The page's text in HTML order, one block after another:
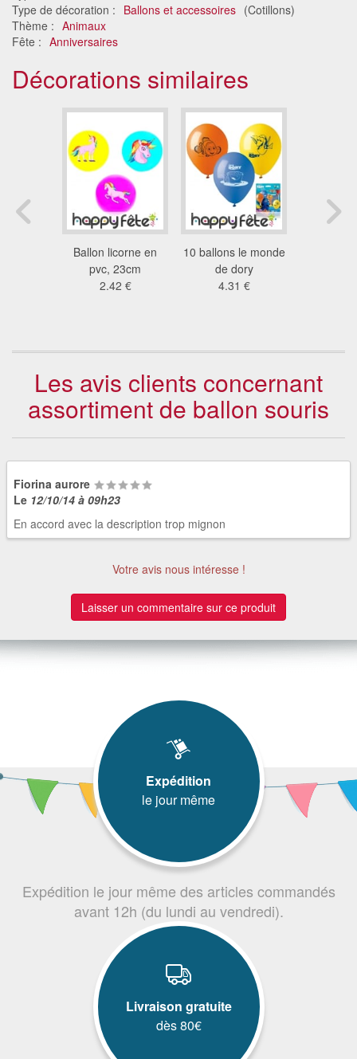
Type de décoration : Ballons et accessoires (Cotillons)
Thème : Animaux
Fête : Anniversaires
Décorations similaires
Ballon licorne en
pvc, 23cm
2.42 €
10 ballons le monde
de dory
4.31 €
Les avis clients concernant
assortiment de ballon souris
Fiorina aurore
Le 12/10/14 à 09h23
En accord avec la description trop mignon
Votre avis nous intéresse !
Laisser un commentaire sur ce produit
Expédition
le jour même
Expédition le jour même des articles commandés
avant 12h (du lundi au vendredi).
Livraison gratuite
dès 80€